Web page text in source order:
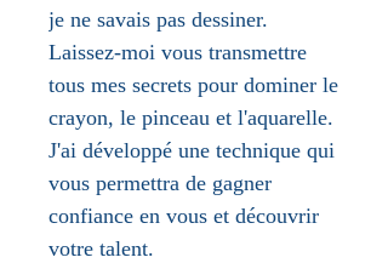
je ne savais pas dessiner.
Laissez-moi vous transmettre
tous mes secrets pour dominer le
crayon, le pinceau et l'aquarelle.
J'ai développé une technique qui
vous permettra de gagner
confiance en vous et découvrir
votre talent.